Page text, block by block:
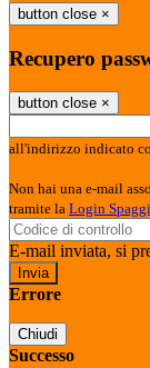
button close ×
Recupero
button close ×
all'indirizzo indicato
Non hai una e-mail
tramite la Login
E-mail inviata, si
Errore
Chiudi
Successo